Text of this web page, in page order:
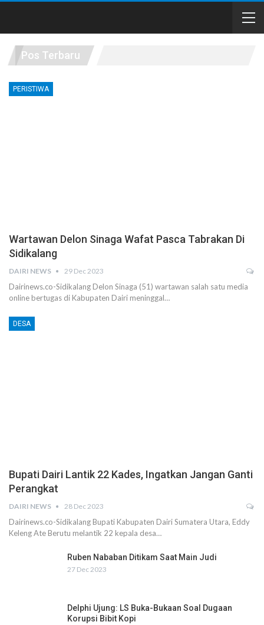
Pos Terbaru
PERISTIWA
Wartawan Delon Sinaga Wafat Pasca Tabrakan Di
Sidikalang
DAIRI NEWS 29 Dec 2023
Dairinews.co-Sidikalang Delon Sinaga (51) wartawan salah satu media
online bertugas di Kabupaten Dairi meninggal…
DESA
Bupati Dairi Lantik 22 Kades, Ingatkan Jangan Ganti
Perangkat
DAIRI NEWS 28 Dec 2023
Dairinews.co-Sidikalang Bupati Kabupaten Dairi Sumatera Utara, Eddy
Keleng Ate Berutu melantik 22 kepala desa…
Ruben Nababan Ditikam Saat Main Judi
27 Dec 2023
Delphi Ujung: LS Buka-Bukaan Soal Dugaan
Korupsi Bibit Kopi